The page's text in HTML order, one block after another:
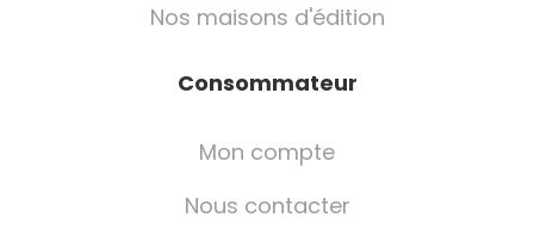
Nos maisons d'édition
Consommateur
Mon compte
Nous contacter